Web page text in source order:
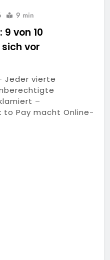
9 min
von 10
vor
Jeder vierte
–
to Pay macht Online-